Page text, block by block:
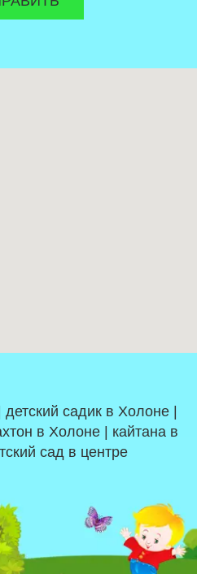
садик в Холоне |
в Холоне | кайтана в
сад в центре